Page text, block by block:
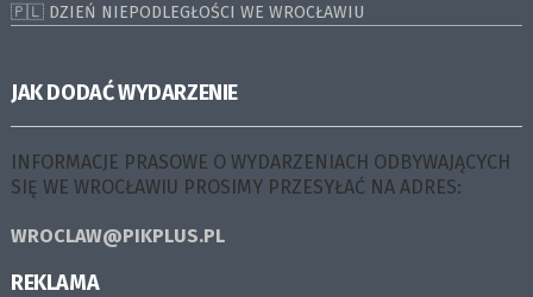
🇵🇱 DZIEŃ NIEPODLEGŁOŚCI WE WROCŁAWIU
JAK DODAĆ WYDARZENIE
INFORMACJE PRASOWE O WYDARZENIACH ODBYWAJĄCYCH
SIĘ WE WROCŁAWIU PROSIMY PRZESYŁAĆ NA ADRES:
WROCLAW@PIKPLUS.PL
REKLAMA